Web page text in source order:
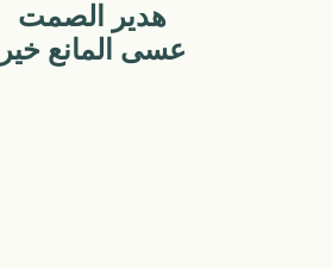
هدير الصمت
عسى المانع خير